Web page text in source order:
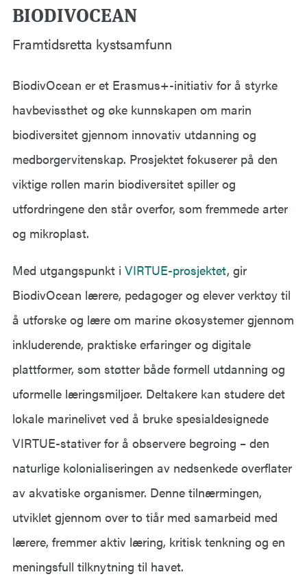
BIODIVOCEAN
Framtidsretta kystsamfunn
BiodivOcean er et Erasmus+-initiativ for å styrke
havbevissthet og øke kunnskapen om marin
biodiversitet gjennom innovativ utdanning og
medborgervitenskap. Prosjektet fokuserer på den
viktige rollen marin biodiversitet spiller og
utfordringene den står overfor, som fremmede arter
og mikroplast.
Med utgangspunkt i VIRTUE-prosjektet, gir
BiodivOcean lærere, pedagoger og elever verktøy til
å utforske og lære om marine økosystemer gjennom
inkluderende, praktiske erfaringer og digitale
plattformer, som støtter både formell utdanning og
uformelle læringsmiljøer. Deltakere kan studere det
lokale marinelivet ved å bruke spesialdesignede
VIRTUE-stativer for å observere begroing – den
naturlige kolonialiseringen av nedsenkede overflater
av akvatiske organismer. Denne tilnærmingen,
utviklet gjennom over to tiår med samarbeid med
lærere, fremmer aktiv læring, kritisk tenkning og en
meningsfull tilknytning til havet.